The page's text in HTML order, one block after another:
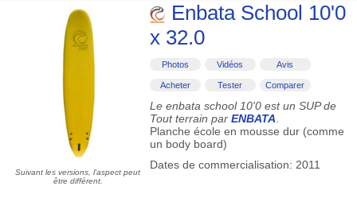
Suivant les versions, l'aspect peut
être différent.
Enbata School 10'0
x 32.0
Photos Vidéos Avis
Acheter Tester Comparer
Le enbata school 10'0 est un SUP de
Tout terrain par ENBATA
Planche école en mousse dur (comme
un body board)
Dates de commercialisation: 2011